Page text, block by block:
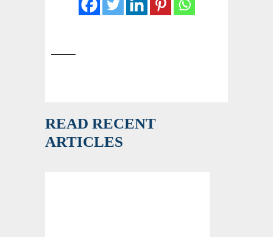
READ RECENT
ARTICLES